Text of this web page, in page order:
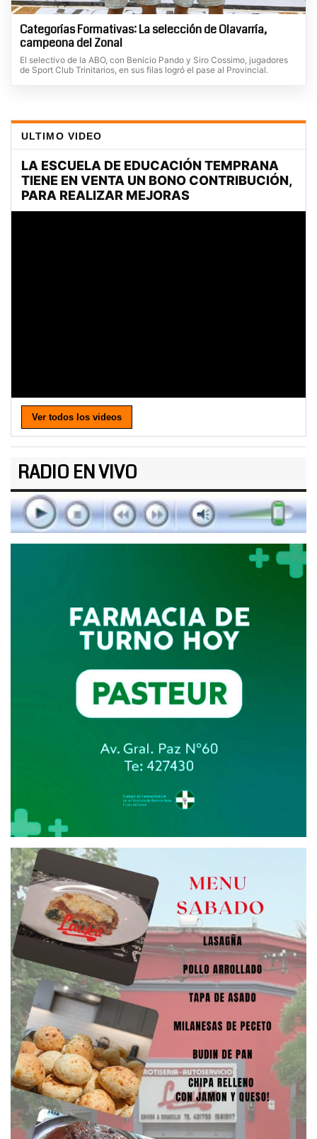
Categorías Formativas: La selección de Olavarría,
campeona del Zonal
El selectivo de la ABO, con Benicio Pando y Siro Cossimo, jugadores
de Sport Club Trinitarios, en sus filas logró el pase al Provincial.
ULTIMO VIDEO
Ver todos los videos
RADIO EN VIVO